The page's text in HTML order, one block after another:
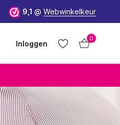
9,1 @ Webwinkelkeur
Inloggen
0